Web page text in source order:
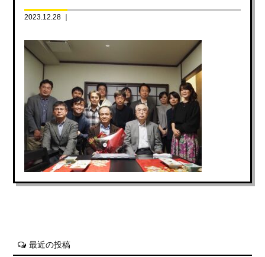
2023.12.28 ｜
最近の投稿